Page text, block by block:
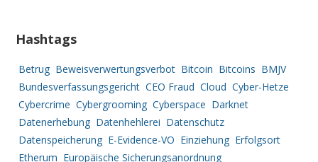
Hashtags
Betrug Beweisverwertungsverbot Bitcoin Bitcoins BMJV
Bundesverfassungsgericht CEO Fraud Cloud Cyber-Hetze
Cybercrime Cybergrooming Cyberspace Darknet
Datenerhebung Datenhehlerei Datenschutz
Datenspeicherung E-Evidence-VO Einziehung Erfolgsort
Etherum Europäische Sicherungsanordnung